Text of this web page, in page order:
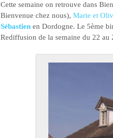
Cette semaine on retrouve dans
Bienvenue chez nous), Marie et
Sébastien en Dordogne. Le 5ème
Rediffusion de la semaine du 22